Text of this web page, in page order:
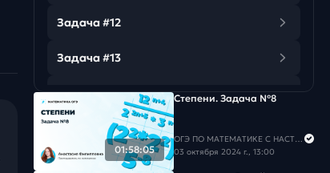
Задача #12
Задача #13
Задача #14
Задача #15
Задача #16
01:58:05
Степени. Задача №8
ОГЭ ПО МАТЕМАТИКЕ С НАСТЕЙ
03 октября 2024 г., 13:00